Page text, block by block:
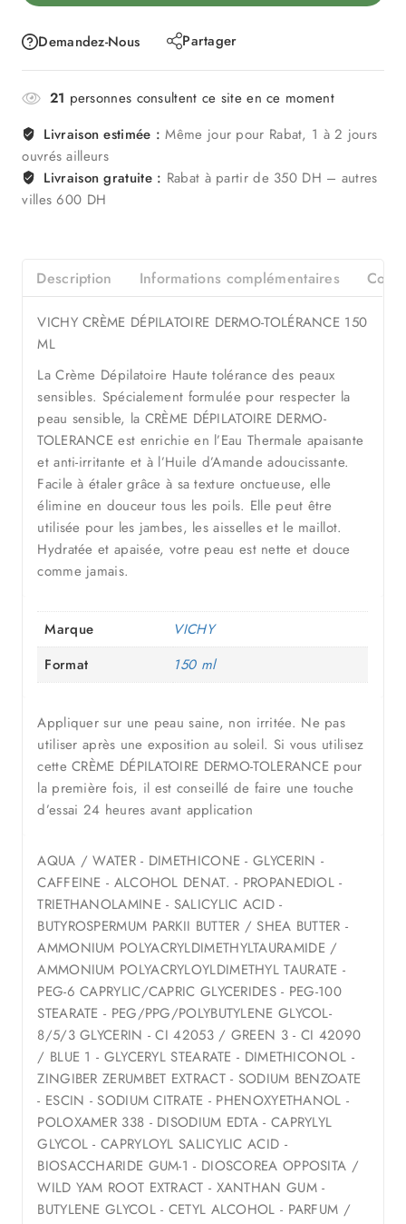
Demandez-Nous Partager
21 personnes consultent ce site en ce moment
Livraison estimée : Même jour pour Rabat, 1 à 2 jours
ouvrés ailleurs
Livraison gratuite : Rabat à partir de 350 DH – autres
villes 600 DH
Description Informations complémentaires
VICHY CRÈME DÉPILATOIRE DERMO-TOLÉRANCE 150
ML
La Crème Dépilatoire Haute tolérance des peaux
sensibles. Spécialement formulée pour respecter la
peau sensible, la CRÈME DÉPILATOIRE DERMO-
TOLERANCE est enrichie en l’Eau Thermale apaisante
et anti-irritante et à l’Huile d’Amande adoucissante.
Facile à étaler grâce à sa texture onctueuse, elle
élimine en douceur tous les poils. Elle peut être
utilisée pour les jambes, les aisselles et le maillot.
Hydratée et apaisée, votre peau est nette et douce
comme jamais.
Marque
VICHY
Format
150 ml
Appliquer sur une peau saine, non irritée. Ne pas
utiliser après une exposition au soleil. Si vous utilisez
cette CRÈME DÉPILATOIRE DERMO-TOLERANCE pour
la première fois, il est conseillé de faire une touche
d’essai 24 heures avant application
AQUA / WATER - DIMETHICONE - GLYCERIN -
CAFFEINE - ALCOHOL DENAT. - PROPANEDIOL -
TRIETHANOLAMINE - SALICYLIC ACID -
BUTYROSPERMUM PARKII BUTTER / SHEA BUTTER -
AMMONIUM POLYACRYLDIMETHYLTAURAMIDE /
AMMONIUM POLYACRYLOYLDIMETHYL TAURATE -
PEG-6 CAPRYLIC/CAPRIC GLYCERIDES - PEG-100
STEARATE - PEG/PPG/POLYBUTYLENE GLYCOL-
8/5/3 GLYCERIN - CI 42053 / GREEN 3 - CI 42090
/ BLUE 1 - GLYCERYL STEARATE - DIMETHICONOL -
ZINGIBER ZERUMBET EXTRACT - SODIUM BENZOATE
- ESCIN - SODIUM CITRATE - PHENOXYETHANOL -
POLOXAMER 338 - DISODIUM EDTA - CAPRYLYL
GLYCOL - CAPRYLOYL SALICYLIC ACID -
BIOSACCHARIDE GUM-1 - DIOSCOREA OPPOSITA /
WILD YAM ROOT EXTRACT - XANTHAN GUM -
BUTYLENE GLYCOL - CETYL ALCOHOL - PARFUM /